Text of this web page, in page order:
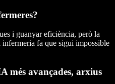
i guanyar eficiència, però la
fa que sigui impossible
més avançades, arxius